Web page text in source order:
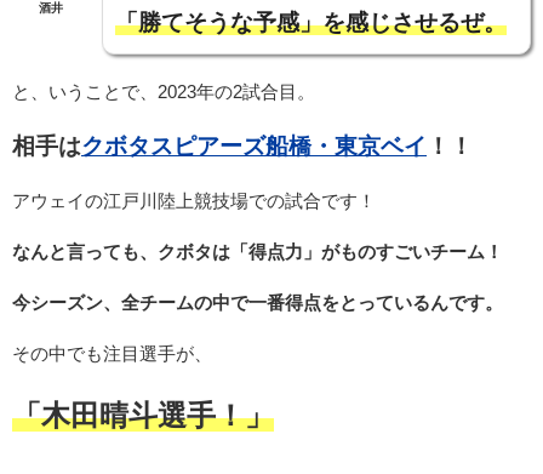
酒井
「勝てそうな予感」を感じさせるぜ。
と、いうことで、2023年の2試合目。
相手はクボタスピアーズ船橋・東京ベイ ！！
アウェイの江戸川陸上競技場での試合です！
なんと言っても、クボタは「得点力」がものすごいチーム！
今シーズン、全チームの中で一番得点をとっているんです。
その中でも注目選手が、
「木田晴斗選手！」